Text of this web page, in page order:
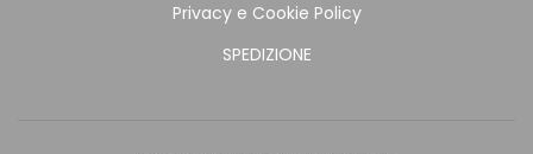
Privacy e Cookie Policy
SPEDIZIONE